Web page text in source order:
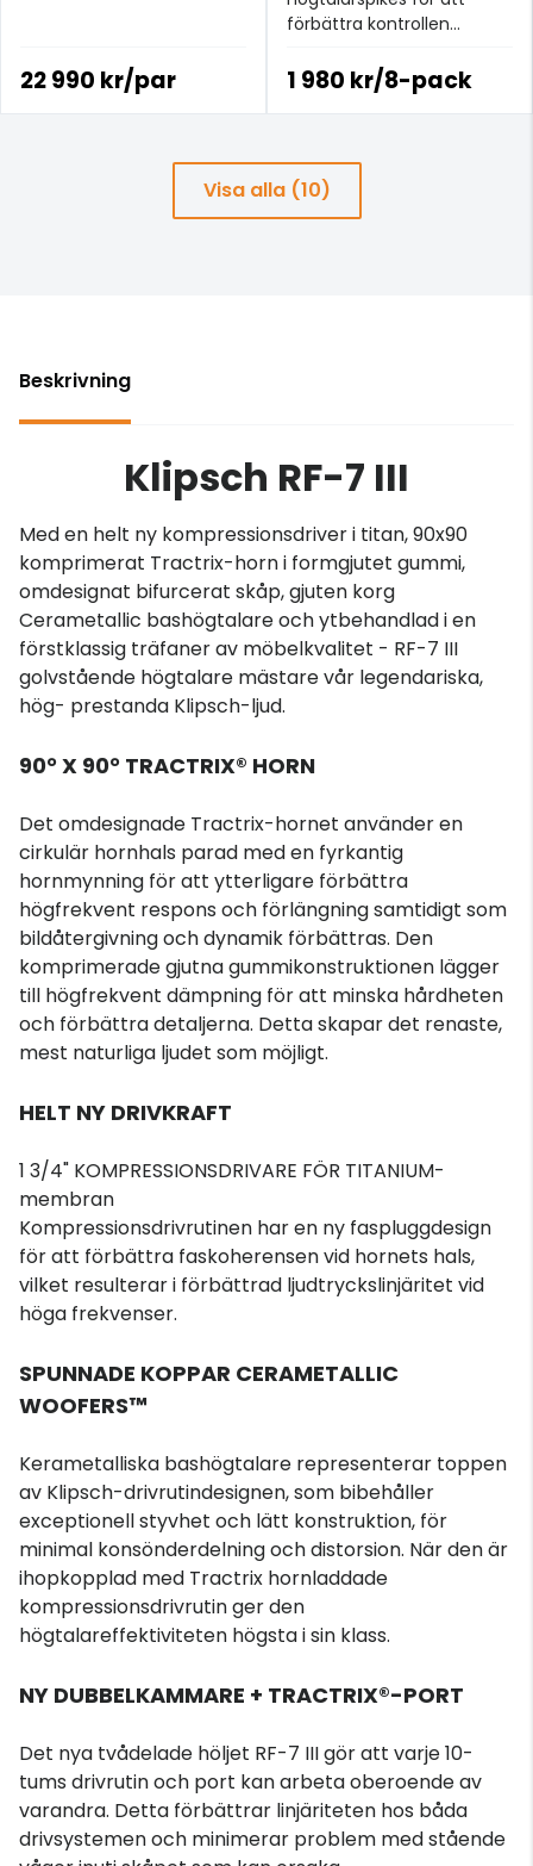
22 990 kr/par
förbättra kontrollen
vibrationer.
1 980 kr/8-pack
Visa alla (10)
Beskrivning
Klipsch RF-7 III
Med en helt ny kompressionsdriver i titan, 90x90
komprimerat Tractrix-horn i formgjutet gummi,
omdesignat bifurcerat skåp, gjuten korg
Cerametallic bashögtalare och ytbehandlad i en
förstklassig träfaner av möbelkvalitet - RF-7 III
golvstående högtalare mästare vår legendariska,
hög- prestanda Klipsch-ljud.
90° X 90° TRACTRIX® HORN
Det omdesignade Tractrix-hornet använder en
cirkulär hornhals parad med en fyrkantig
hornmynning för att ytterligare förbättra
högfrekvent respons och förlängning samtidigt som
bildåtergivning och dynamik förbättras. Den
komprimerade gjutna gummikonstruktionen lägger
till högfrekvent dämpning för att minska hårdheten
och förbättra detaljerna. Detta skapar det renaste,
mest naturliga ljudet som möjligt.
HELT NY DRIVKRAFT
1 3/4" KOMPRESSIONSDRIVARE FÖR TITANIUM-
membran
Kompressionsdrivrutinen har en ny faspluggdesign
för att förbättra faskoherensen vid hornets hals,
vilket resulterar i förbättrad ljudtryckslinjäritet vid
höga frekvenser.
SPUNNADE KOPPAR CERAMETALLIC
WOOFERS™
Kerametalliska bashögtalare representerar toppen
av Klipsch-drivrutindesignen, som bibehåller
exceptionell styvhet och lätt konstruktion, för
minimal konsönderdelning och distorsion. När den är
ihopkopplad med Tractrix hornladdade
kompressionsdrivrutin ger den
högtalareffektiviteten högsta i sin klass.
NY DUBBELKAMMARE + TRACTRIX®-PORT
Det nya tvådelade höljet RF-7 III gör att varje 10-
tums drivrutin och port kan arbeta oberoende av
varandra. Detta förbättrar linjäriteten hos båda
drivsystemen och minimerar problem med stående